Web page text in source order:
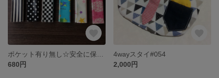
680円
4wayスタイ#054
2,000円